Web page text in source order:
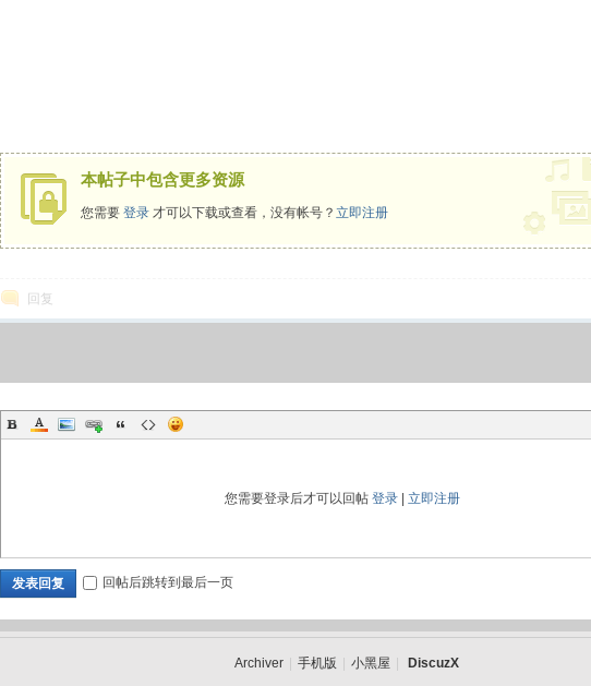
本帖子中包含更多资源
您需要 登录 才可以下载或查看，没有帐号？ 立即注册
回复
您需要登录后才可以回帖 登录| 立即注册
发表回复 回帖后跳转到最后一页
Archiver 手机版 小黑屋
DiscuzX